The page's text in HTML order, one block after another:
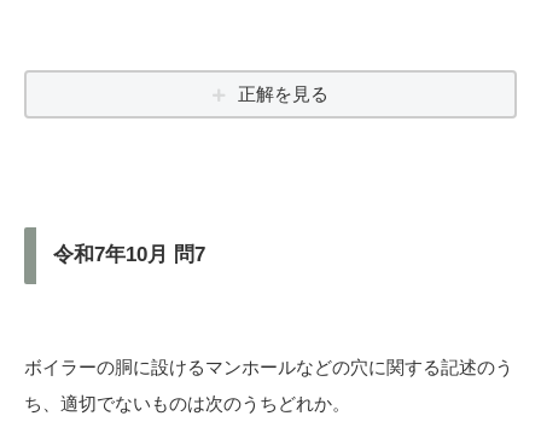
正解を見る
令和7年10月 問7
ボイラーの胴に設けるマンホールなどの穴に関する記述のう
ち、適切でないものは次のうちどれか。